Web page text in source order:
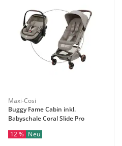
Maxi-Cosi
Buggy Fame Cabin inkl.
Babyschale Coral Slide Pro
12 % Neu